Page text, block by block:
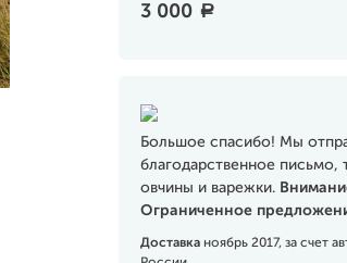
3 000 a
Большое спасибо! Мы
благодарственное письмо,
овчины и варежки.
Ограниченное
Доставка ноябрь 2017, за счет